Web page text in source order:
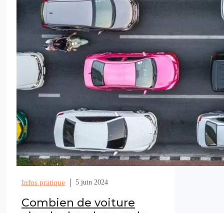
Infos pratique 5 juin 2024
Combien de voiture